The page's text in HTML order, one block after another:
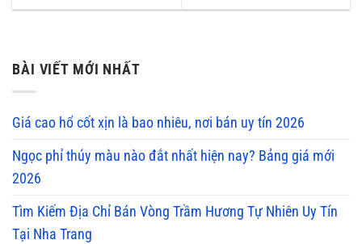
BÀI VIẾT MỚI NHẤT
Giá cao hổ cốt xịn là bao nhiêu, nơi bán uy tín 2026
Ngọc phỉ thúy màu nào đắt nhất hiện nay? Bảng giá mới
2026
Tìm Kiếm Địa Chỉ Bán Vòng Trầm Hương Tự Nhiên Uy Tín
Tại Nha Trang